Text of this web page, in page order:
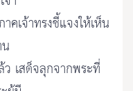
เจ้าทรงชี้แจงให้เห็น
ว เสด็จลุกจากพระที่